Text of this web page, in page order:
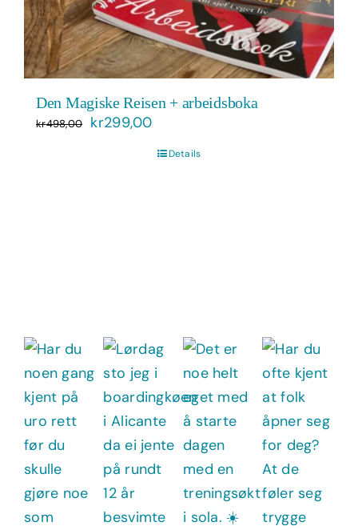
Den Magiske Reisen + arbeidsboka
kr498,00
Opprinnelig
kr299,00Nåværende
prisDetails